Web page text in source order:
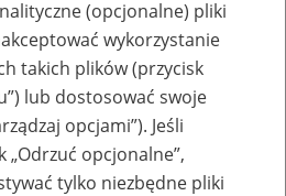
pracy
(opcjonalne) pliki
wykorzystanie
takich plików (przycisk
lub dostosować swoje
opcjami”). Jeśli
„Odrzuć opcjonalne”,
tylko niezbędne pliki